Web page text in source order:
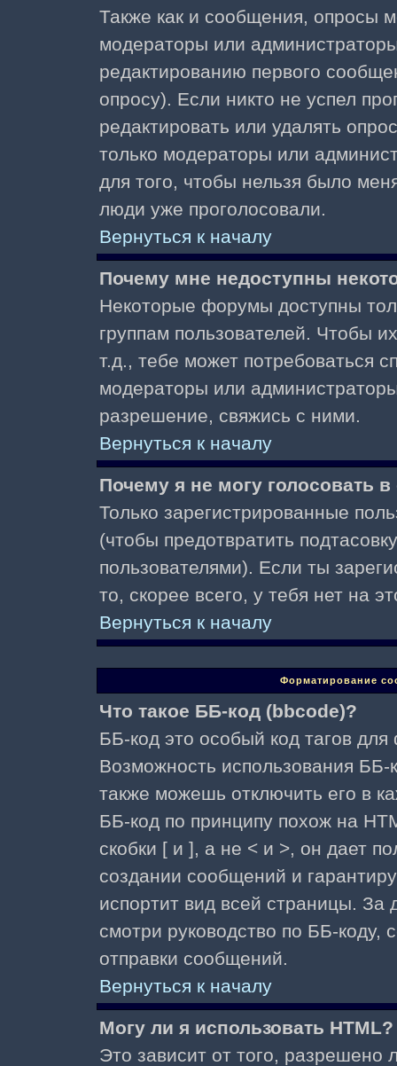
Также как и сообщения, опросы
модераторы или
редактированию первого
опросу). Если никто не успел
редактировать или удалять
только модераторы или
для того, чтобы нельзя было
люди уже проголосовали.
Вернуться к началу
Почему мне недоступны
Некоторые форумы доступны
группам пользователей. Чтобы
т.д., тебе может потребоваться
модераторы или
разрешение, свяжись с ними.
Вернуться к началу
Почему я не могу голосовать
Только зарегистрированные
(чтобы предотвратить
пользователями). Если ты
то, скорее всего, у тебя нет на
Вернуться к началу
Форматирование
Что такое ББ-код (bbcode)?
ББ-код это особый код тагов
Возможность использования
также можешь отключить его в
ББ-код по принципу похож на
скобки [ и ], а не < и >, он дает
создании сообщений и
испортит вид всей страницы.
смотри руководство по ББ-коду,
отправки сообщений.
Вернуться к началу
Могу ли я использовать HTML?
Это зависит от того,